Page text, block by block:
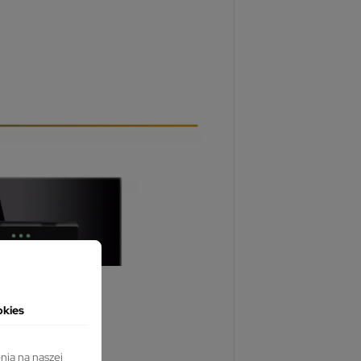
na naszej